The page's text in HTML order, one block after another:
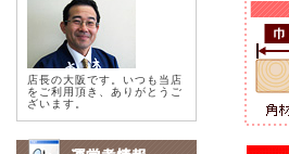
店長の大阪です。いつも当店
をご利用頂き、ありがとうご
ざいます。